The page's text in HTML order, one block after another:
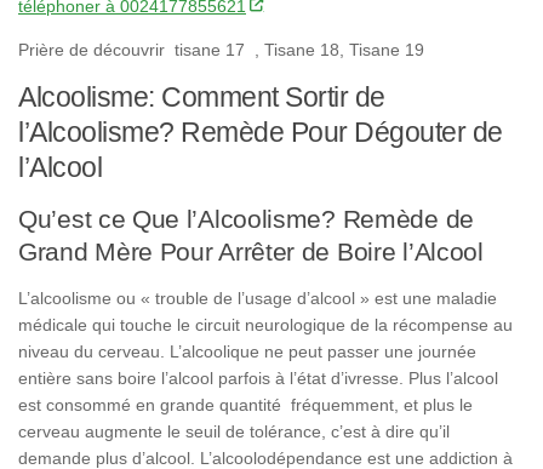
téléphoner à 0024177855621
Prière de découvrir tisane 17 , Tisane 18, Tisane 19
Alcoolisme: Comment Sortir de
l’Alcoolisme? Remède Pour Dégouter de
l’Alcool
Qu’est ce Que l’Alcoolisme? Remède de
Grand Mère Pour Arrêter de Boire l’Alcool
L’alcoolisme ou « trouble de l’usage d’alcool » est une maladie
médicale qui touche le circuit neurologique de la récompense au
niveau du cerveau. L’alcoolique ne peut passer une journée
entière sans boire l’alcool parfois à l’état d’ivresse. Plus l’alcool
est consommé en grande quantité fréquemment, et plus le
cerveau augmente le seuil de tolérance, c’est à dire qu’il
demande plus d’alcool. L’alcoolodépendance est une addiction à